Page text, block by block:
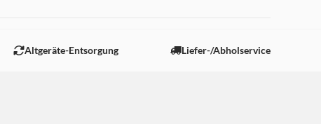
Altgeräte-Entsorgung Liefer-/Abholservice